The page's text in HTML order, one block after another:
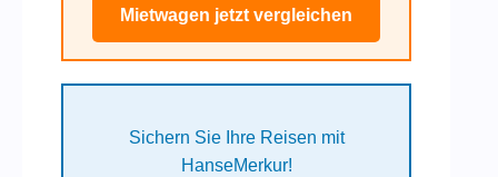
Mietwagen jetzt vergleichen
Sichern Sie Ihre Reisen mit
HanseMerkur!